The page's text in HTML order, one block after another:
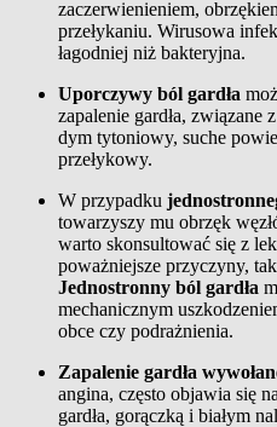
zaczerwienieniem,
przełykaniu. Wirusowa
łagodniej niż bakteryjna.
Uporczywy ból gardła
zapalenie gardła, związane
dym tytoniowy, suche
przełykowy.
W przypadku
towarzyszy mu obrzęk
warto skonsultować się z
poważniejsze przyczyny,
Jednostronny ból gardła
mechanicznym
obce czy podrażnienia.
Zapalenie gardła
angina, często objawia się
gardła, gorączką i białym